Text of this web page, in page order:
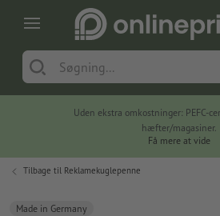
Uden ekstra omkostninger: PEFC-
hæfter/magasiner.
Få mere at vide
Tilbage til Reklamekuglepenne
Made in Germany